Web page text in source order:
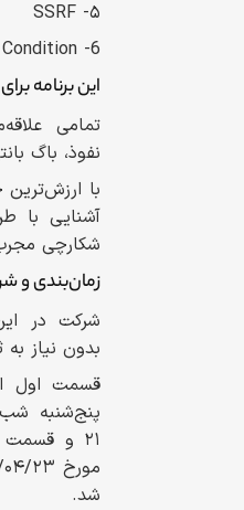
۵- SSRF
6- Race Condition
این برنامه
تمامی
نفوذ، باگ
با ارزش‌ترین
آشنایی با
شکارچی
زمان‌بندی و
شرکت در
بدون نیاز
قسمت اول
۲۱ و
شد.